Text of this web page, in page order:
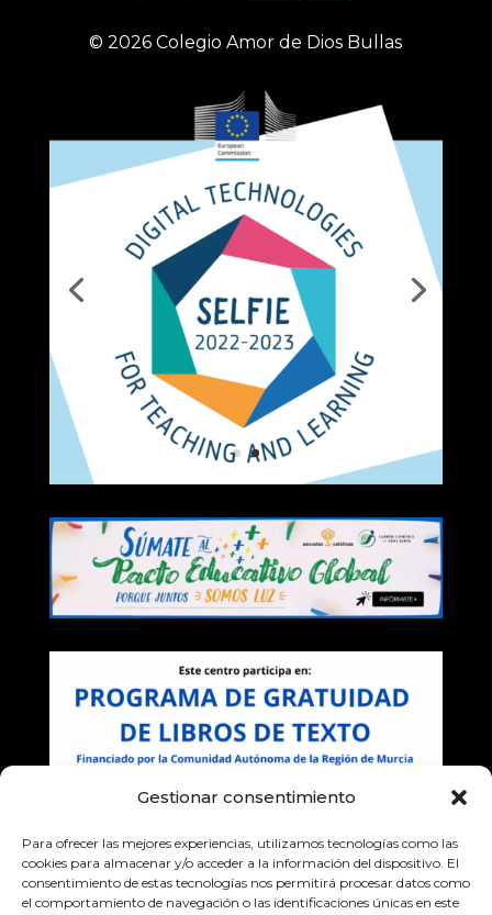
Gestionar consentimiento
Para ofrecer las mejores experiencias, utilizamos tecnologías como las
cookies para almacenar y/o acceder a la información del dispositivo. El
consentimiento de estas tecnologías nos permitirá procesar datos como
el comportamiento de navegación o las identificaciones únicas en este
© 2026 Colegio Amor de Dios Bullas